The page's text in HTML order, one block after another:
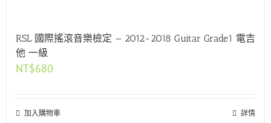
RSL 國際搖滾音樂檢定 — 2012-2018 Guitar Grade1 電吉
他 一級
NT$680
加入購物車 詳情